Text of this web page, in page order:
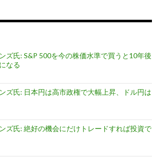
ズ氏: S&P 500を今の株価水準で買うと10年後
なる
ズ氏: 日本円は高市政権で大幅上昇、ドル円は
ズ氏: 絶好の機会にだけトレードすれば投資で